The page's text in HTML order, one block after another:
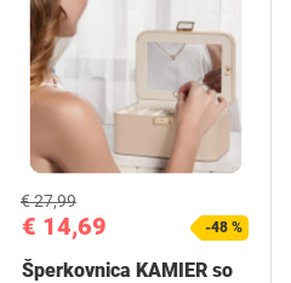
€ 14,69
€ 27,99
-48 %
Šperkovnica KAMIER so